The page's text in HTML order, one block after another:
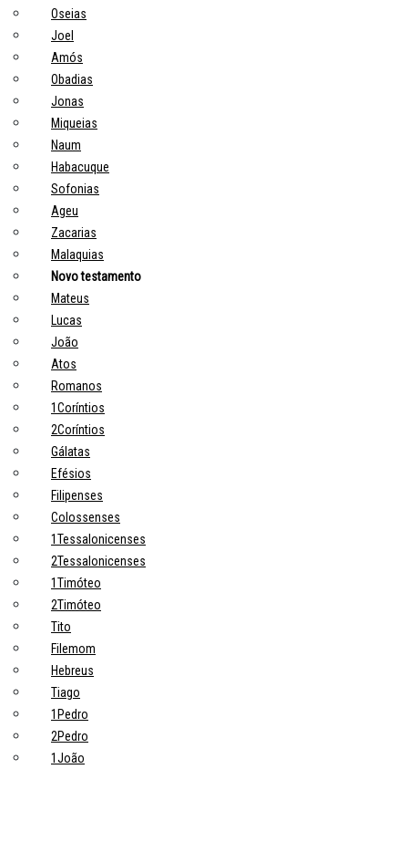
Oseias
Joel
Amós
Obadias
Jonas
Miqueias
Naum
Habacuque
Sofonias
Ageu
Zacarias
Malaquias
Novo testamento
Mateus
Lucas
João
Atos
Romanos
1Coríntios
2Coríntios
Gálatas
Efésios
Filipenses
Colossenses
1Tessalonicenses
2Tessalonicenses
1Timóteo
2Timóteo
Tito
Filemom
Hebreus
Tiago
1Pedro
2Pedro
1João